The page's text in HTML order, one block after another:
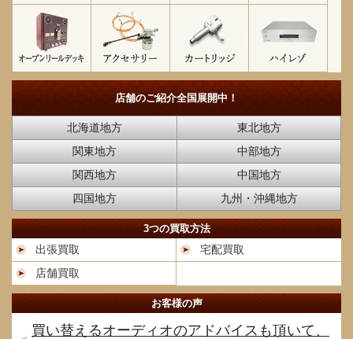
店舗のご紹介全国展開中！
北海道地方
東北地方
関東地方
中部地方
関西地方
中国地方
四国地方
九州・沖縄地方
3つの買取方法
出張買取
宅配買取
店舗買取
お客様の声
買い替えるオーディオのアドバイスも頂いて、